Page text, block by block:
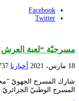
Facebook
Twitter
مسرحيّة “لعبة
18 مارس، 2021 أخبارنا
المسرح الوطنيّ